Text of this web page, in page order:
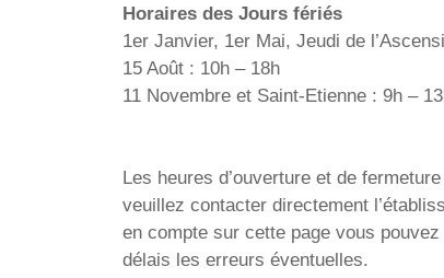
Horaires des Jours fériés
1er Janvier, 1er Mai, Jeudi de
15 Août : 10h – 18h
11 Novembre et Saint-Etienne : 9h –
Les heures d’ouverture et de
veuillez contacter directement
en compte sur cette page vous
délais les erreurs éventuelles.